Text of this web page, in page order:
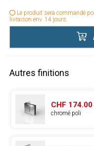
Le produit sera commandé
livraison env. 14 jours.
Autres finitions
CHF
chromé poli